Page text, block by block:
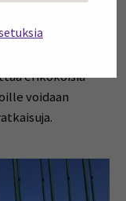
erikokoisia
voidaan